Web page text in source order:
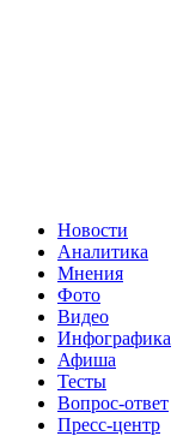
Новости
Аналитика
Мнения
Фото
Видео
Инфографика
Афиша
Тесты
Вопрос-ответ
Пресс-центр